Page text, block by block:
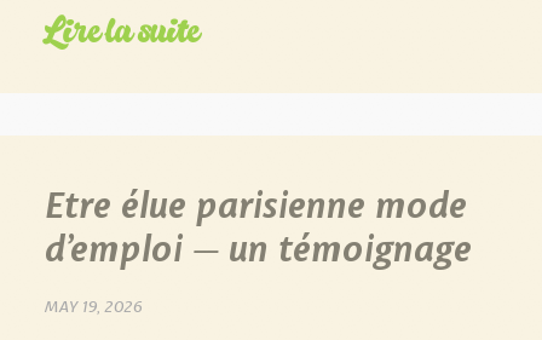
Lire la suite
Etre élue parisienne mode
d’emploi – un témoignage
MAY 19, 2026